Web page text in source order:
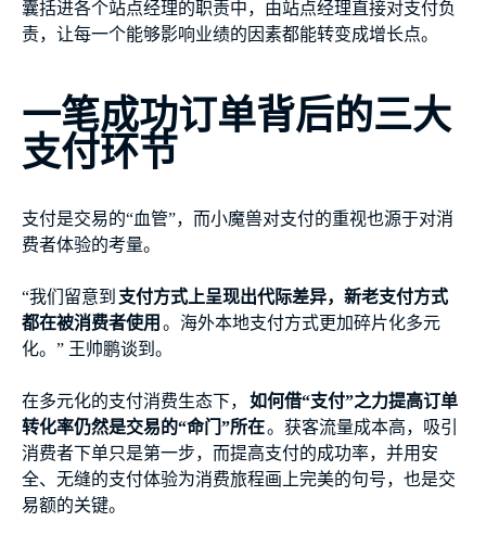
囊括进各个站点经理的职责中，由站点经理直接对支付负
责，让每一个能够影响业绩的因素都能转变成增长点。
一笔成功订单背后的三大
支付环节
支付是交易的“血管”，而小魔兽对支付的重视也源于对消
费者体验的考量。
“我们留意到 支付方式上呈现出代际差异，新老支付方式
都在被消费者使用 。海外本地支付方式更加碎片化多元
化。” 王帅鹏谈到。
在多元化的支付消费生态下，
如何借“支付”之力提高订单
转化率仍然是交易的“命门”所在。获客流量成本高，吸引
消费者下单只是第一步，而提高支付的成功率，并用安
全、无缝的支付体验为消费旅程画上完美的句号，也是交
易额的关键。